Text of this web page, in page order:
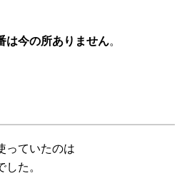
は今の所ありません。
っていたのは
した。